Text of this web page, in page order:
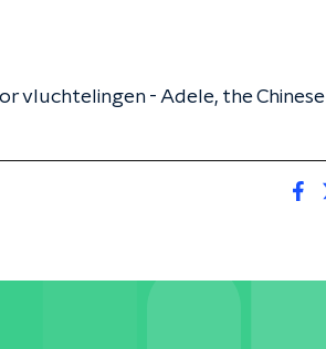
vluchtelingen - Adele, the Chinese